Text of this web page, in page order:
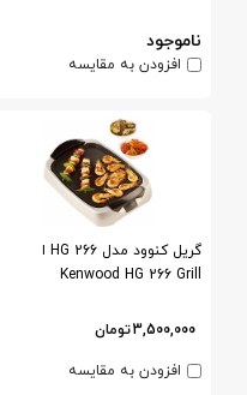
ناموجود
افزودن به مقایسه
گریل کنوود مدل HG 266 ا
Kenwood HG 266 Grill
3,500,000تومان
افزودن به مقایسه